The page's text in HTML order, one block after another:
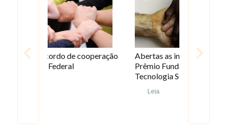
Abertas as inscrições para o 13º
Prêmio Fundação Banco do Brasil de